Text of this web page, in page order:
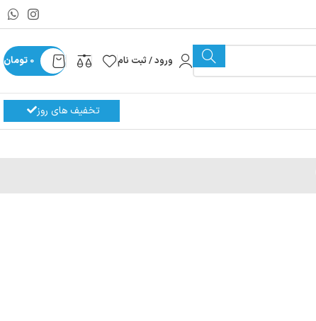
ورود / ثبت نام 0 تومان
تخفیف های روز